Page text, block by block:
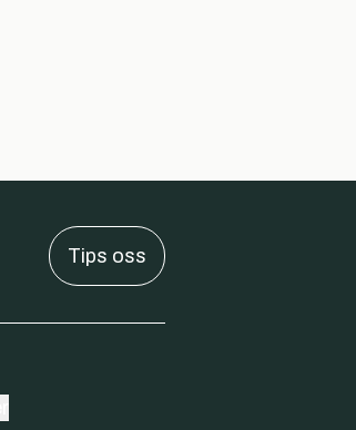
Tips oss